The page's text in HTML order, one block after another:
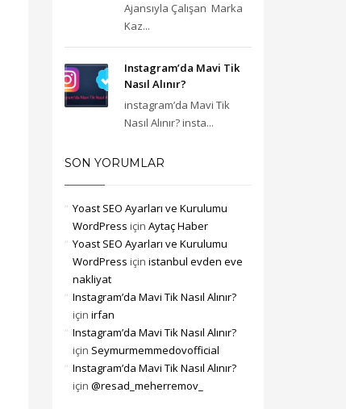
Ajansıyla Çalışan Marka
Kaz...
Instagram’da Mavi Tik
Nasıl Alınır?
instagram’da Mavi Tik
Nasıl Alınır? insta...
SON YORUMLAR
Yoast SEO Ayarları ve Kurulumu
WordPress için Aytaç Haber
Yoast SEO Ayarları ve Kurulumu
WordPress için istanbul evden eve
nakliyat
Instagram’da Mavi Tik Nasıl Alınır?
için irfan
Instagram’da Mavi Tik Nasıl Alınır?
için Seymurmemmedovofficial
Instagram’da Mavi Tik Nasıl Alınır?
için @resad_meherremov_